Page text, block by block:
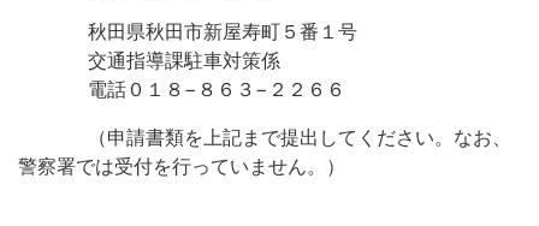
秋田県秋田市新屋寿町５番１号
交通指導課駐車対策係
電話０１８−８６３−２２６６
（申請書類を上記まで提出してください。なお、
警察署では受付を行っていません。）